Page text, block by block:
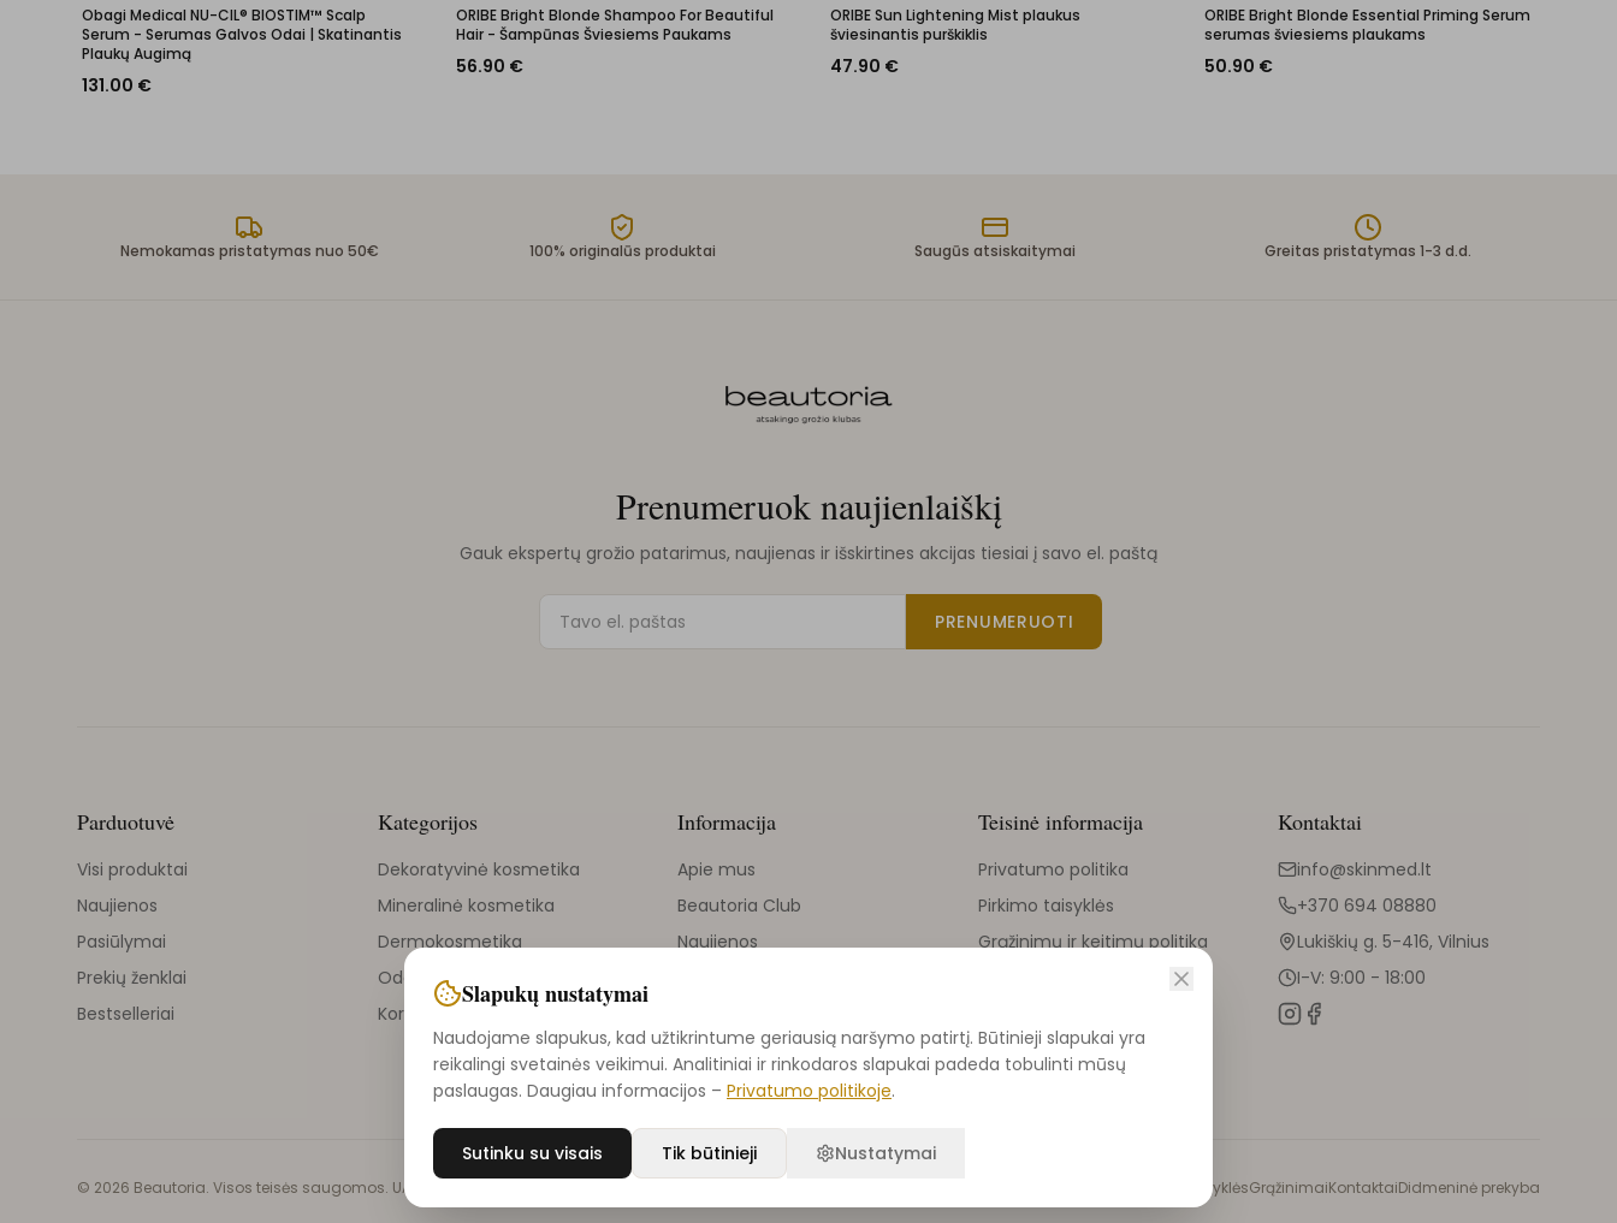
Obagi Medical NU-CIL® BIOSTIM™ Scalp
Serum - Serumas Galvos Odai | Skatinantis
Plaukų Augimą
131.00 €
ORIBE Bright Blonde Shampoo For Beautiful
Hair - Šampūnas Šviesiems Paukams
56.90 €
ORIBE Sun Lightening Mist plaukus
šviesinantis purškiklis
47.90 €
ORIBE Bright Blonde Essential Priming Serum
serumas šviesiems plaukams
50.90 €
Nemokamas pristatymas nuo 50€ 100% originalūs produktai Saugūs atsiskaitymai Greitas pristatymas 1-3 d.d.
Prenumeruok naujienlaiškį
Gauk ekspertų grožio patarimus, naujienas ir išskirtines akcijas tiesiai į savo el. paštą
PRENUMERUOTI
Parduotuvė
Visi produktai
Naujienos
Pasiūlymai
Prekių ženklai
Bestselleriai
Kategorijos
Dekoratyvinė kosmetika
Mineralinė kosmetika
Dermokosmetika
Odos priežiūra
Korejietiška kosmetika
Informacija
Apie mus
Beautoria Club
Naujienos
Grąžinimų politika
Teisinė informacija
Privatumo politika
Pirkimo taisyklės
Grąžinimų ir keitimų politika
Kontaktai
info@skinmed.lt
+370 694 08880
Lukiškių g. 5-416, Vilnius
I-V: 9:00 - 18:00
© 2026 Beautoria. Visos teisės saugomos. UAB Vilniaus grožio ir sveikatos prekyba | Pirkimo taisyklėsGrąžinimaiKontaktaiDidmeninė prekyba
Slapukų nustatymai
Naudojame slapukus, kad užtikrintume geriausią naršymo patirtį. Būtinieji slapukai yra
reikalingi svetainės veikimui. Analitiniai ir rinkodaros slapukai padeda tobulinti mūsų
paslaugas. Daugiau informacijos – Privatumo politikoje.
Sutinku su visais Tik būtinieji Nustatymai